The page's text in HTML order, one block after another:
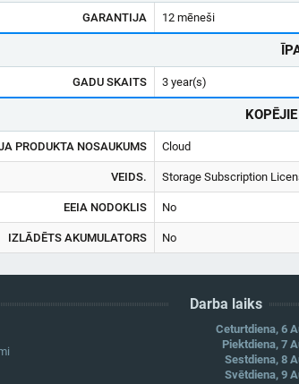
GARANTIJA 12 mēneši
GADU SKAITS 3 year(s)
PRODUKTA NOSAUKUMS Cloud
VEIDS. Storage Subscription
EEIA NODOKLIS No
IZLĀDĒTS AKUMULATORS No
Darba laiks
Ceturtdiena, 6
Piektdiena, 7
Sestdiena, 8
Svētdiena, 9